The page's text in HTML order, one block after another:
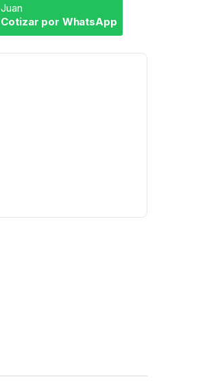
Juan
Cotizar por WhatsApp